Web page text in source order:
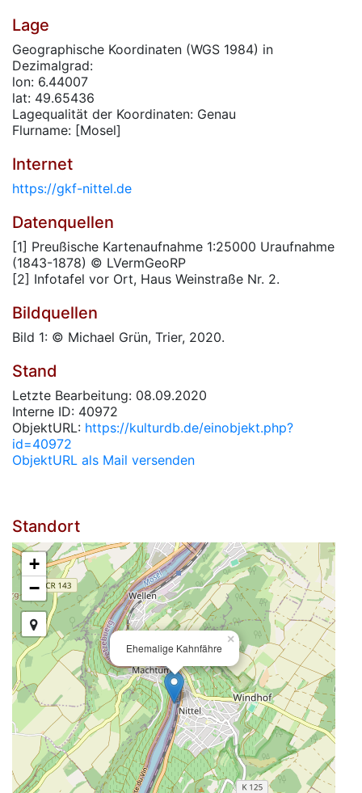
Lage
Geographische Koordinaten (WGS 1984) in
Dezimalgrad:
lon: 6.44007
lat: 49.65436
Lagequalität der Koordinaten: Genau
Flurname: [Mosel]
Internet
https://gkf-nittel.de
Datenquellen
[1] Preußische Kartenaufnahme 1:25000 Uraufnahme
(1843-1878) © LVermGeoRP
[2] Infotafel vor Ort, Haus Weinstraße Nr. 2.
Bildquellen
Bild 1: © Michael Grün, Trier, 2020.
Stand
Letzte Bearbeitung: 08.09.2020
Interne ID: 40972
ObjektURL: https://kulturdb.de/einobjekt.php?
id=40972
ObjektURL als Mail versenden
Standort
Ehemalige Kahnfähre
×
+
−